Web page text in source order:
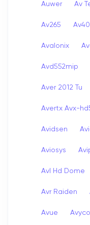
Auwer Av
Av265
Avalonix
Avd552mip
Aver 2012 Tu
Avertx Avx-
Avidsen
Aviosys
Avl Hd Dome
Avr Raiden
Avue